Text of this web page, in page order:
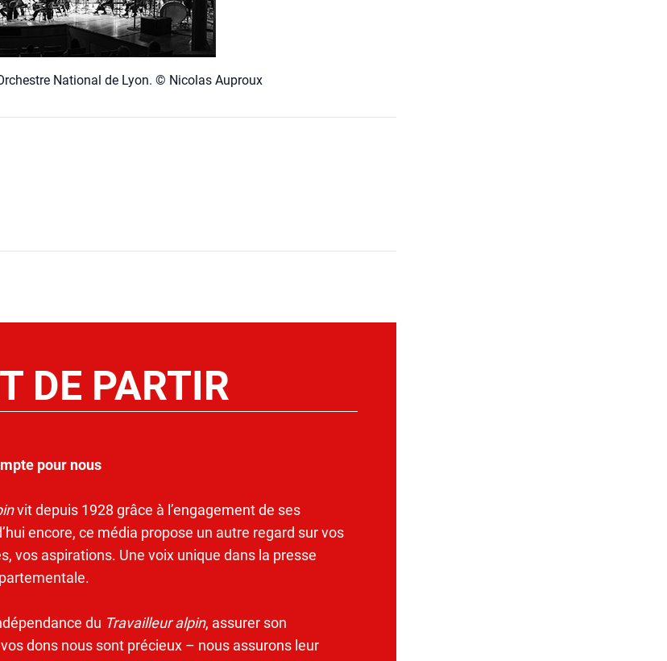
Natio­nal de Lyon. © Nico­las Auproux
DE PARTIR
pour nous
vit depuis 1928 grâce à l’engagement de ses
encore, ce média propose un autre regard sur vos
vos aspirations. Une voix unique dans la presse
du Travailleur alpin, assurer son
dons nous sont précieux – nous assurons leur